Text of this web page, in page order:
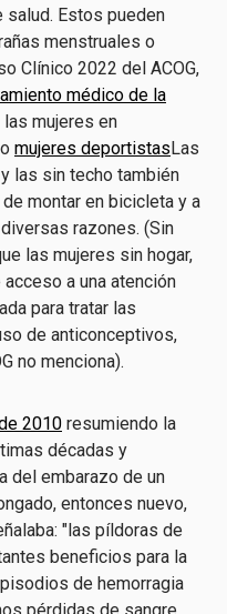
Estos pueden
menstruales o
Clínico 2022 del ACOG,
médico de la
las mujeres en
mujeres deportistasLas
las sin techo también
montar en bicicleta y a
razones. (Sin
las mujeres sin hogar,
a una atención
para tratar las
de anticonceptivos,
no menciona).
2010 resumiendo la
décadas y
del embarazo de un
entonces nuevo,
"las píldoras de
beneficios para la
de hemorragia